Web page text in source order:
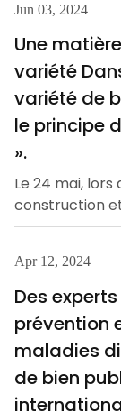
Longfengtang
stations
énergie,
pharmacies
croissance
Jun 03, 2024
Une
variété
variété de
le principe
».
Le 24 mai, lors
construction
médicinales
Traditional
dénommée «
pour la liste
matières
critère des «
Auparavant,
Apr 12, 2024
Des
prévention
maladies
de bien